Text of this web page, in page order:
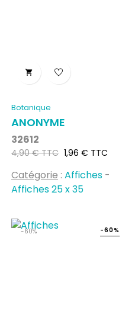

Botanique
ANONYME
32612
Prix
4,90 € TTC Prix
1,96 € TTC
Catégorie : Affiches -
Affiches 25 x 35
-60% -60%